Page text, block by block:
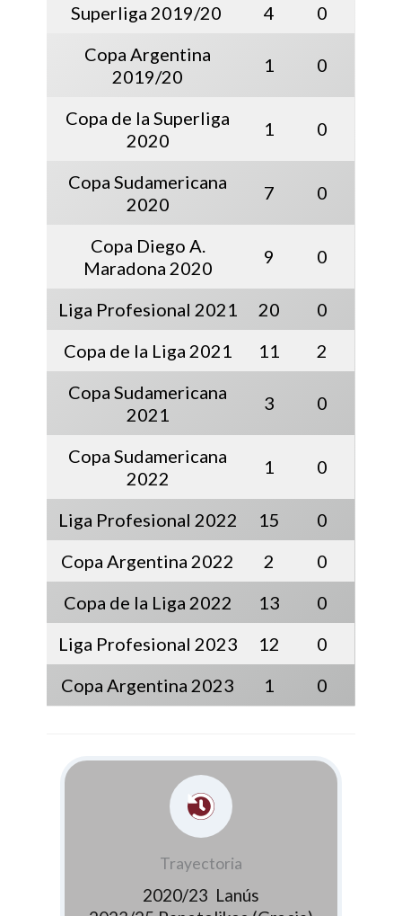
Superliga 2019/20
4
0
Copa Argentina
2019/20
1 0
Copa de la Superliga
2020
1 0
Copa Sudamericana
2020
7 0
Copa Diego A.
Maradona 2020
9 0
Liga Profesional 2021 20
0
Copa de la Liga 2021
11
2
Copa Sudamericana
2021
3 0
Copa Sudamericana
2022
1 0
Liga Profesional 2022 15
0
Copa Argentina 2022
2
0
Copa de la Liga 2022
13
0
Liga Profesional 2023
12
0
Copa Argentina 2023
1 0
Trayectoria
2020/23 Lanús